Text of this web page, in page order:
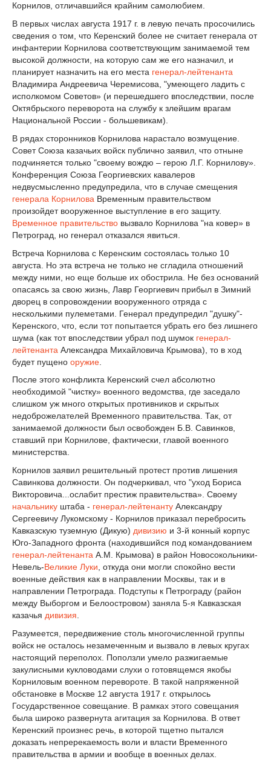
Корнилов, отличавшийся крайним самолюбием.
В первых числах августа 1917 г. в левую печать просочились
сведения о том, что Керенский более не считает генерала от
инфантерии Корнилова соответствующим занимаемой тем
высокой должности, на которую сам же его назначил, и
планирует назначить на его места генерал-лейтенанта
Владимира Андреевича Черемисова, "умеющего ладить с
исполкомом Советов» (и перешедшего впоследствии, после
Октябрьского переворота на службу к злейшим врагам
Национальной России - большевикам).
В рядах сторонников Корнилова нарастало возмущение.
Совет Союза казачьих войск публично заявил, что отныне
подчиняется только "своему вождю – герою Л.Г. Корнилову».
Конференция Союза Георгиевских кавалеров
недвусмысленно предупредила, что в случае смещения
генерала Корнилова Временным правительством
произойдет вооруженное выступление в его защиту.
Временное правительство вызвало Корнилова "на ковер» в
Петроград, но генерал отказался явиться.
Встреча Корнилова с Керенским состоялась только 10
августа. Но эта встреча не только не сгладила отношений
между ними, но еще больше их обострила. Не без оснований
опасаясь за свою жизнь, Лавр Георгиевич прибыл в Зимний
дворец в сопровождении вооруженного отряда с
несколькими пулеметами. Генерал предупредил "душку"-
Керенского, что, если тот попытается убрать его без лишнего
шума (как тот впоследствии убрал под шумок генерал-
лейтенанта Александра Михайловича Крымова), то в ход
будет пущено оружие
После этого конфликта Керенский счел абсолютно
необходимой "чистку» военного ведомства, где заседало
слишком уж много открытых противников и скрытых
недоброжелателей Временного правительства. Так, от
занимаемой должности был освобожден Б.В. Савинков,
ставший при Корнилове, фактически, главой военного
министерства.
Корнилов заявил решительный протест против лишения
Савинкова должности. Он подчеркивал, что "уход Бориса
Викторовича...ослабит престиж правительства». Своему
начальнику штаба - генерал-лейтенанту Александру
Сергеевичу Лукомскому - Корнилов приказал перебросить
Кавказскую туземную (Дикую) дивизию и 3-й конный корпус
Юго-Западного фронта (находившийся под командованием
генерал-лейтенанта А.М. Крымова) в район Новосокольники-
Невель-Великие Луки , откуда они могли спокойно вести
военные действия как в направлении Москвы, так и в
направлении Петрограда. Подступы к Петрограду (район
между Выборгом и Белоостровом) заняла 5-я Кавказская
казачья дивизия
Разумеется, передвижение столь многочисленной группы
войск не осталось незамеченным и вызвало в левых кругах
настоящий переполох. Поползли умело разжигаемые
закулисными кукловодами слухи о готовящемся якобы
Корниловым военном перевороте. В такой напряженной
обстановке в Москве 12 августа 1917 г. открылось
Государственное совещание. В рамках этого совещания
была широко развернута агитация за Корнилова. В ответ
Керенский произнес речь, в которой тщетно пытался
доказать непререкаемость воли и власти Временного
правительства в армии и вообще в военных делах.